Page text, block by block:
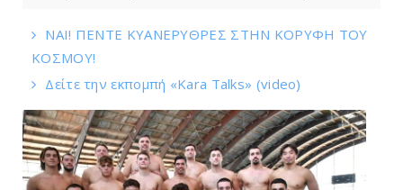
ΝΑΙ! ΠΕΝΤΕ ΚΥΑΝΕΡΥΘΡΕΣ ΣΤΗΝ ΚΟΡΥΦΗ ΤΟΥ
ΚOΣΜΟΥ!
Δείτε την εκπομπή «Kara Talks» (video)